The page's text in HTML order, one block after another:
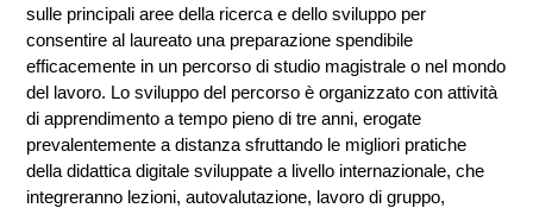
sulle principali aree della ricerca e dello sviluppo per
consentire al laureato una preparazione spendibile
efficacemente in un percorso di studio magistrale o nel mondo
del lavoro. Lo sviluppo del percorso è organizzato con attività
di apprendimento a tempo pieno di tre anni, erogate
prevalentemente a distanza sfruttando le migliori pratiche
della didattica digitale sviluppate a livello internazionale, che
integreranno lezioni, autovalutazione, lavoro di gruppo,